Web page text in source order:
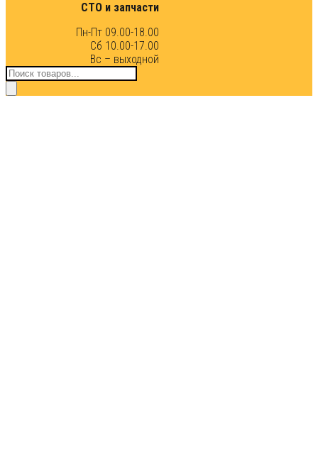
СТО и запчасти
Пн-Пт 09.00-18.00
Сб 10.00-17.00
Вс – выходной
Поиск
товаров